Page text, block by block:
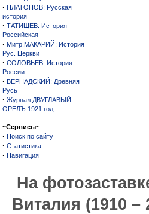
· ПЛАТОНОВ: Русская
история
· ТАТИЩЕВ: История
Российская
· Митр.МАКАРИЙ: История
Рус. Церкви
· СОЛОВЬЕВ: История
России
· ВЕРНАДСКИЙ: Древняя
Русь
· Журнал ДВУГЛАВЫЙ
ОРЕЛЪ 1921 год
~Сервисы~
· Поиск по сайту
· Статистика
· Навигация
На
Виталия (1910